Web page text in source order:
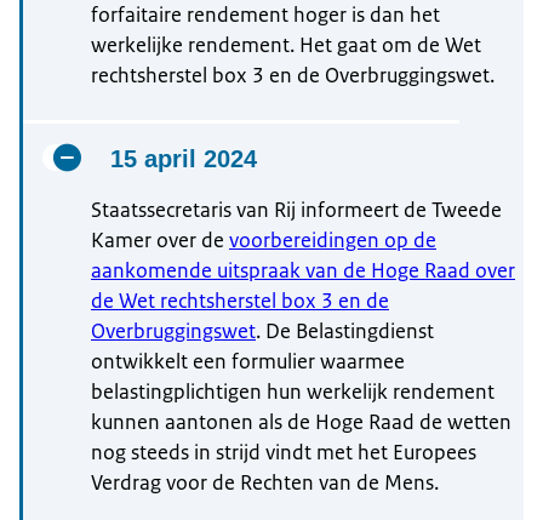
forfaitaire rendement hoger is dan het
werkelijke rendement. Het gaat om de Wet
rechtsherstel box 3 en de Overbruggingswet.
15 april 2024
Staatssecretaris van Rij informeert de Tweede
Kamer over de voorbereidingen op de
aankomende uitspraak van de Hoge Raad over
de Wet rechtsherstel box 3 en de
Overbruggingswet. De Belastingdienst
ontwikkelt een formulier waarmee
belastingplichtigen hun werkelijk rendement
kunnen aantonen als de Hoge Raad de wetten
nog steeds in strijd vindt met het Europees
Verdrag voor de Rechten van de Mens.